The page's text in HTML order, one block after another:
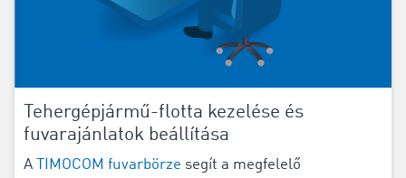
Tehergépjármű-flotta kezelése és
fuvarajánlatok beállítása
A TIMOCOM fuvarbörze segít a megfelelő